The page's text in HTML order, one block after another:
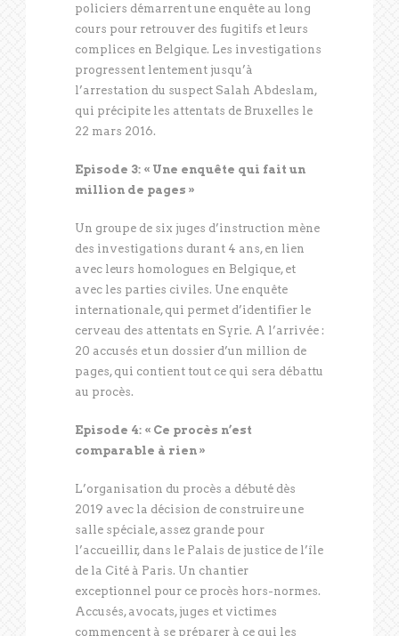
policiers démarrent une enquête au long
cours pour retrouver des fugitifs et leurs
complices en Belgique. Les investigations
progressent lentement jusqu’à
l’arrestation du suspect Salah Abdeslam,
qui précipite les attentats de Bruxelles le
22 mars 2016.
Episode 3: « Une enquête qui fait un
million de pages »
Un groupe de six juges d’instruction mène
des investigations durant 4 ans, en lien
avec leurs homologues en Belgique, et
avec les parties civiles. Une enquête
internationale, qui permet d’identifier le
cerveau des attentats en Syrie. A l’arrivée :
20 accusés et un dossier d’un million de
pages, qui contient tout ce qui sera débattu
au procès.
Episode 4: « Ce procès n’est
comparable à rien »
L’organisation du procès a débuté dès
2019 avec la décision de construire une
salle spéciale, assez grande pour
l’accueillir, dans le Palais de justice de l’île
de la Cité à Paris. Un chantier
exceptionnel pour ce procès hors-normes.
Accusés, avocats, juges et victimes
commencent à se préparer à ce qui les